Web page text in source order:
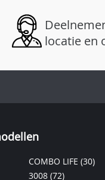
locatie en
COMBO LIFE (30)
3008 (72)